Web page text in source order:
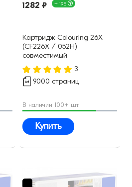
1282 ₽ + 19Б
Картридж Colouring 26X
(CF226X / 052H)
совместимый
3
9000 страниц
В наличии 100+ шт.
Купить